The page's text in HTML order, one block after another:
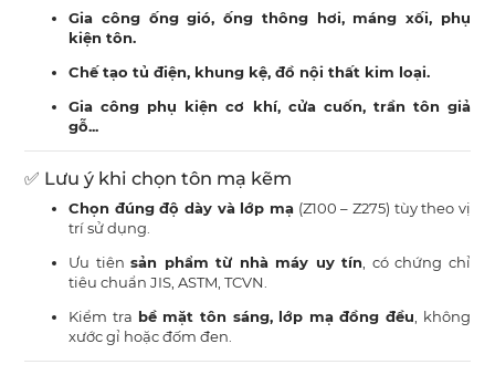
Gia công ống gió, ống thông hơi, máng xối, phụ
kiện tôn.
Chế tạo tủ điện, khung kệ, đồ nội thất kim loại.
Gia công phụ kiện cơ khí, cửa cuốn, trần tôn giả
gỗ...
✅ Lưu ý khi chọn tôn mạ kẽm
Chọn đúng độ dày và lớp mạ (Z100 – Z275) tùy theo vị
trí sử dụng.
Ưu tiênsản phẩm từ nhà máy uy tín , có chứng chỉ
tiêu chuẩn JIS, ASTM, TCVN.
Kiểm tra bề mặt tôn sáng, lớp mạ đồng đều , không
xước gỉ hoặc đốm đen.